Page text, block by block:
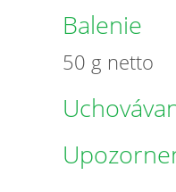
Balenie
50 g netto